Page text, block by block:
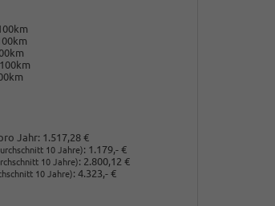
Jahr: 1.517,28 €
10 Jahre): 1.179,- €
10 Jahre): 2.800,12 €
10 Jahre): 4.323,- €